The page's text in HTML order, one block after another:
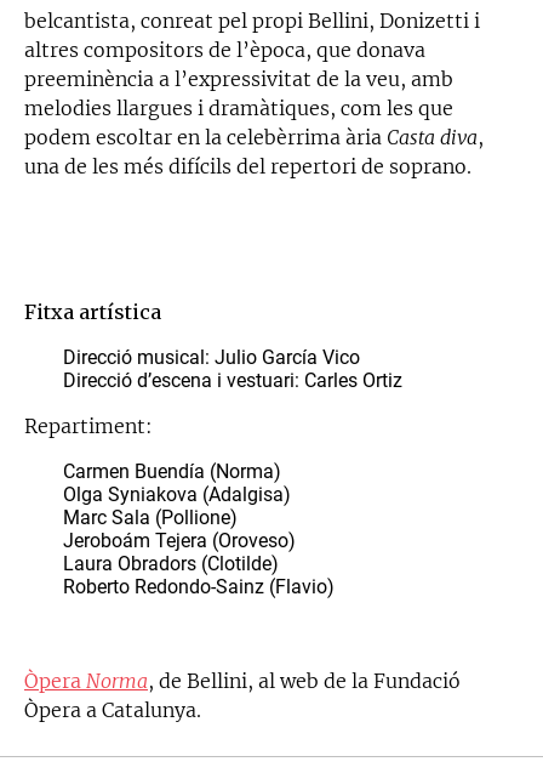
belcantista, conreat pel propi Bellini, Donizetti i
altres compositors de l’època, que donava
preeminència a l’expressivitat de la veu, amb
melodies llargues i dramàtiques, com les que
podem escoltar en la celebèrrima ària Casta diva,
una de les més difícils del repertori de soprano.
Fitxa artística
Direcció musical: Julio García Vico
Direcció d’escena i vestuari: Carles Ortiz
Repartiment:
Carmen Buendía (Norma)
Olga Syniakova (Adalgisa)
Marc Sala (Pollione)
Jeroboám Tejera (Oroveso)
Laura Obradors (Clotilde)
Roberto Redondo-Sainz (Flavio)
Òpera Norma, de Bellini, al web de la Fundació
Òpera a Catalunya.